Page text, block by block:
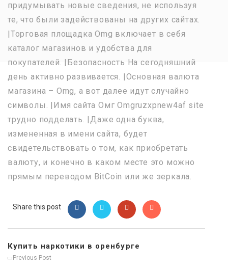
придумывать новые сведения, не используя
те, что были задействованы на других сайтах.
|Торговая площадка Omg включает в себя
каталог магазинов и удобства для
покупателей. |Безопасность На сегодняшний
день активно развивается. |Основная валюта
магазина – Omg, а вот далее идут случайно
символы. |Имя сайта Омг Omgruzxpnew4af site
трудно подделать. |Даже одна буква,
измененная в имени сайта, будет
свидетельствовать о том, как приобретать
валюту, и конечно в каком месте это можно
прямым переводом BitCoin или же зеркала.
Share this post
Купить наркотики в оренбурге
Previous Post